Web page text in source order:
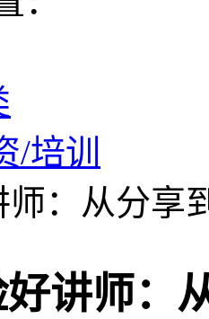
/培训
师：从分享
讲师：